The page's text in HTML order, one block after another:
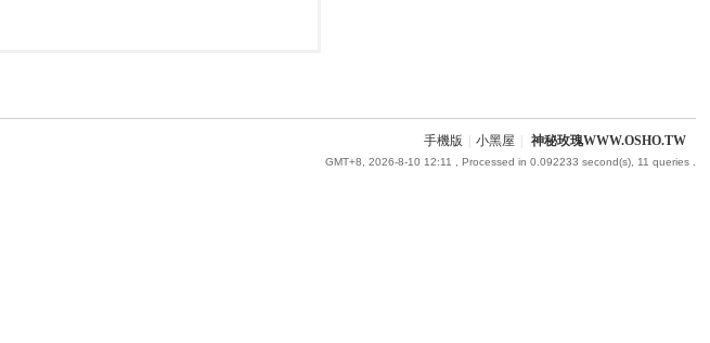
手機版 小黑屋 神秘玫瑰WWW.OSHO.TW
GMT+8, 2026-8-10 12:11 , Processed in 0.092233 second(s), 11 queries .